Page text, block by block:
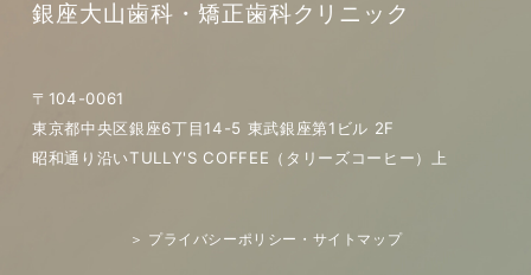
銀座大山歯科・矯正歯科クリニック
〒104-0061
東京都中央区銀座6丁目14-5 東武銀座第1ビル 2F
昭和通り沿いTULLY'S COFFEE（タリーズコーヒー）上
＞ プライバシーポリシー・サイトマップ